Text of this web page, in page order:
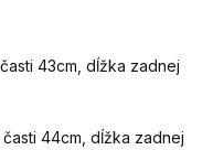
43cm, dĺžka zadnej
44cm, dĺžka zadnej